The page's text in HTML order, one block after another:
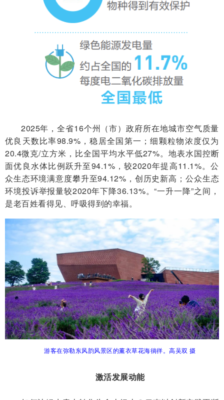
2025年，全省16个州（市）政府所在地城市空气质量
优良天数比率98.9%，稳居全国第一；细颗粒物浓度仅为
20.4微克/立方米，比全国平均水平低27%。地表水国控断
面优良水体比例跃升至94.1%，较2020年提高11.1%。公
众生态环境满意度攀升至94.12%，创历史新高；公众生态
环境投诉举报量较2020年下降36.13%。“一升一降”之间，
是老百姓看得见、呼吸得到的幸福。
游客在弥勒东风韵风景区的薰衣草花海徜徉。高吴双 摄
激活发展动能